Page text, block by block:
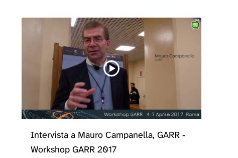
Intervista a Mauro Campanella, GARR -
Workshop GARR 2017